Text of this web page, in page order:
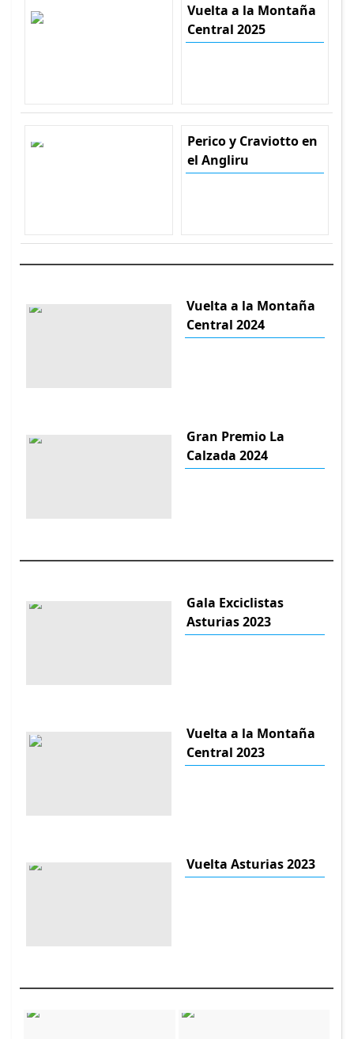
Vuelta a la Montaña
Central 2025
Perico y Craviotto en
el Angliru
Vuelta a la Montaña
Central 2024
Gran Premio La
Calzada 2024
Gala Exciclistas
Asturias 2023
Vuelta a la Montaña
Central 2023
Vuelta Asturias 2023